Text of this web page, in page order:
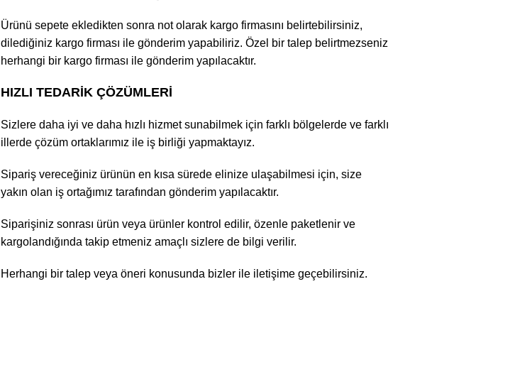
Ürünü sepete ekledikten sonra not olarak kargo firmasını belirtebilirsiniz,
dilediğiniz kargo firması ile gönderim yapabiliriz. Özel bir talep belirtmezseniz
herhangi bir kargo firması ile gönderim yapılacaktır.
HIZLI TEDARİK ÇÖZÜMLERİ
Sizlere daha iyi ve daha hızlı hizmet sunabilmek için farklı bölgelerde ve farklı
illerde çözüm ortaklarımız ile iş birliği yapmaktayız.
Sipariş vereceğiniz ürünün en kısa sürede elinize ulaşabilmesi için, size
yakın olan iş ortağımız tarafından gönderim yapılacaktır.
Siparişiniz sonrası ürün veya ürünler kontrol edilir, özenle paketlenir ve
kargolandığında takip etmeniz amaçlı sizlere de bilgi verilir.
Herhangi bir talep veya öneri konusunda bizler ile iletişime geçebilirsiniz.